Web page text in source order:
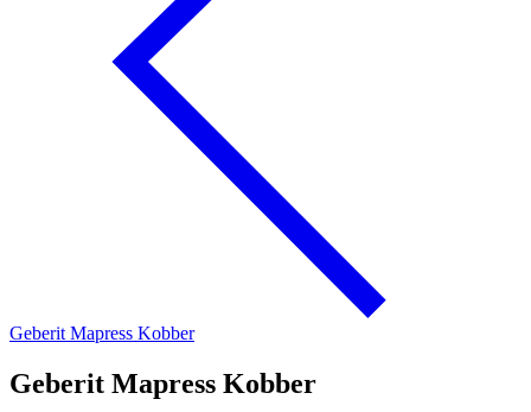
Geberit Mapress Kobber
Geberit Mapress Kobber